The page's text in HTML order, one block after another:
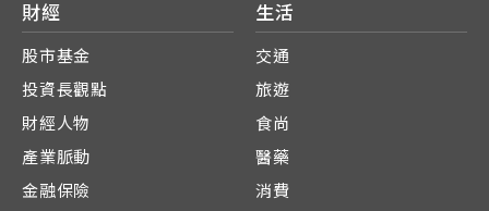
財經
股市基金
投資長觀點
財經人物
產業脈動
金融保險
生活
交通
旅遊
食尚
醫藥
消費